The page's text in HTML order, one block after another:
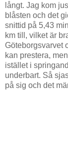
långt. Jag kom
blåsten och det
snittid på 5,43
km till, vilket är
Göteborgsvarvet
kan prestera,
istället i
underbart. Så
på sig och det